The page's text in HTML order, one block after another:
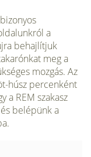
a
behajlítjuk
meg a
mozgás. Az
húsz percenként
a REM szakasz
belépünk a